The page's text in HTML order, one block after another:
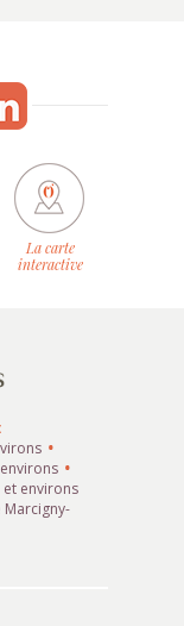
La carte
interactive
et environs